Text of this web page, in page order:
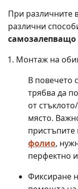
При различните
различни
Монтаж на
В повечето
трябва да
от
място.
пристъпите
фолио,
перфектно
Фиксиране